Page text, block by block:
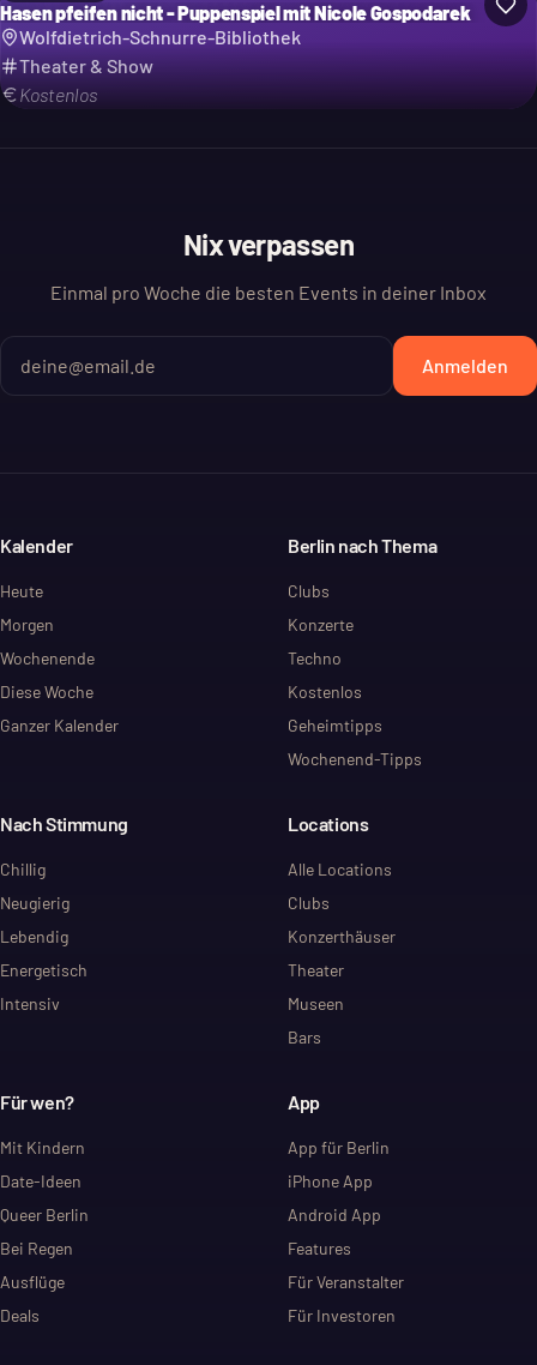
Hasen pfeifen nicht - Puppenspiel mit Nicole Gospodarek
Wolfdietrich-Schnurre-Bibliothek
Theater & Show
Kostenlos
Nix verpassen
Einmal pro Woche die besten Events in deiner Inbox
Anmelden
Kalender
Heute
Morgen
Wochenende
Diese Woche
Ganzer Kalender
Berlin nach Thema
Clubs
Konzerte
Techno
Kostenlos
Geheimtipps
Wochenend-Tipps
Nach Stimmung
Chillig
Neugierig
Lebendig
Energetisch
Intensiv
Locations
Alle Locations
Clubs
Konzerthäuser
Theater
Museen
Bars
Für wen?
Mit Kindern
Date-Ideen
Queer Berlin
Bei Regen
Ausflüge
Deals
App
App für Berlin
iPhone App
Android App
Features
Für Veranstalter
Für Investoren